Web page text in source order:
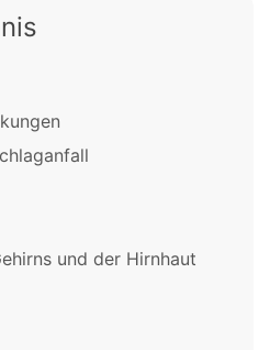
und der Hirnhaut